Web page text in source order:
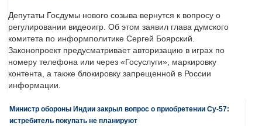
Депутаты Госдумы нового созыва вернутся к вопросу о
регулировании видеоигр. Об этом заявил глава думского
комитета по информполитике Сергей Боярский.
Законопроект предусматривает авторизацию в играх по
номеру телефона или через «Госуслуги», маркировку
контента, а также блокировку запрещенной в России
информации.
Министр обороны Индии закрыл вопрос о приобретении Су-57:
истребитель покупать не планируют